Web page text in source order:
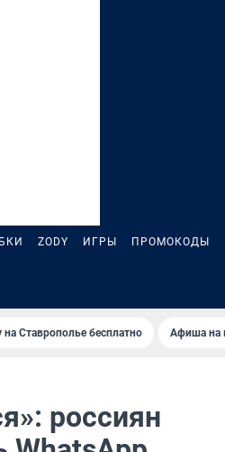
ZODY ИГРЫ ПРОМОКОДЫ
на Ставрополье бесплатно Афиша на
россиян